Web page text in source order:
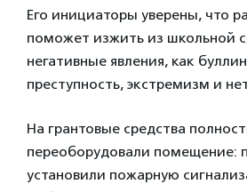
Его инициаторы уверены, что
поможет изжить из школьной
негативные явления, как
преступность, экстремизм и
На грантовые средства
переоборудовали помещение:
установили пожарную